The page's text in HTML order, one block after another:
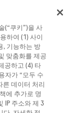
(“쿠키”)을 사
하여 (1) 사이
, 기능하는 방
맞춤화를 제공
공하고 (4) 타
자가 “모두 수
른 데이터 처리
에 추가로 명
IP 주소와 제 3